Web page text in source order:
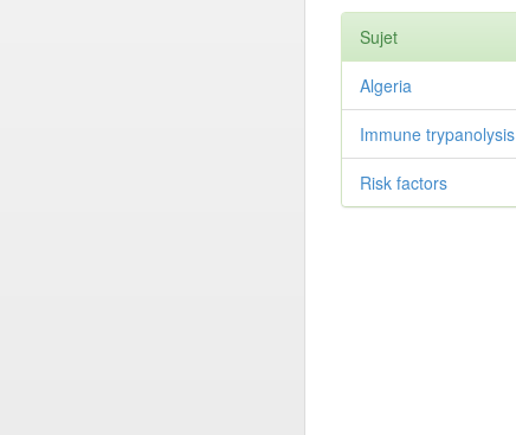
Sujet
Algeria
Immune trypanolysis
Risk factors